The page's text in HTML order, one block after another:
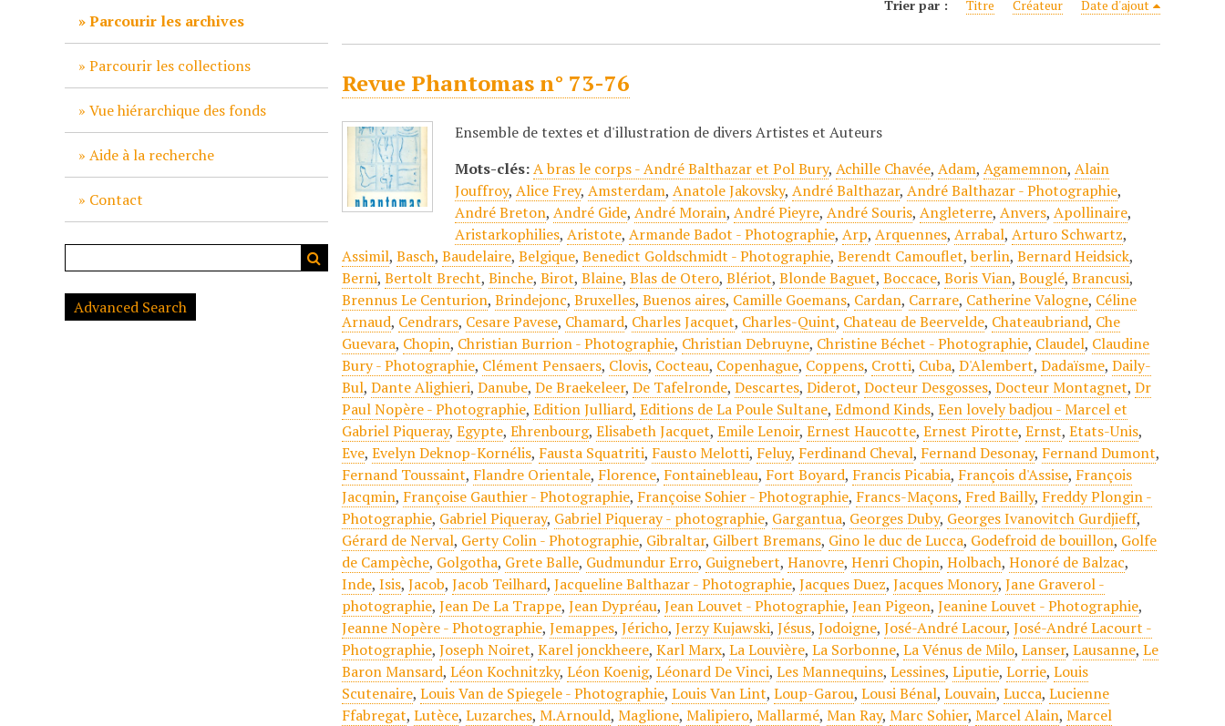
Parcourir les archives
Parcourir les collections
Vue hiérarchique des fonds
Aide à la recherche
Contact
Advanced Search
Trier par : Titre Créateur Date d'ajout
Revue Phantomas n° 73-76
Ensemble de textes et d'illustration de divers Artistes et Auteurs
Mots-clés:A bras le corps - André Balthazar et Pol Bury,Achille Chavée,Adam,Agamemnon,Alain
Jouffroy,Alice Frey,Amsterdam,Anatole Jakovsky,André Balthazar,André Balthazar - Photographie,
André Breton,André Gide,André Morain,André Pieyre,André Souris,Angleterre,Anvers,Apollinaire,
Aristarkophilies,Aristote,Armande Badot - Photographie,Arp,Arquennes,Arrabal,Arturo Schwartz,
Assimil,Basch,Baudelaire,Belgique,Benedict Goldschmidt - Photographie,Berendt Camouflet,berlin,Bernard Heidsick,
Berni,Bertolt Brecht,Binche,Birot,Blaine,Blas de Otero,Blériot,Blonde Baguet,Boccace,Boris Vian,Bouglé,Brancusi,
Brennus Le Centurion,Brindejonc,Bruxelles,Buenos aires, Camille Goemans, Cardan, Carrare, Catherine Valogne, Céline
Arnaud, Cendrars, Cesare Pavese, Chamard, Charles Jacquet, Charles-Quint, Chateau de Beervelde, Chateaubriand, Che
Guevara, Chopin, Christian Burrion - Photographie, Christian Debruyne, Christine Béchet - Photographie, Claudel, Claudine
Bury - Photographie, Clément Pensaers, Clovis, Cocteau, Copenhague, Coppens, Crotti, Cuba,D'Alembert,Dadaïsme,Daily-
Bul,Dante Alighieri,Danube,De Braekeleer,De Tafelronde,Descartes,Diderot,Docteur Desgosses,Docteur Montagnet,Dr
Paul Nopère - Photographie,Edition Julliard,Editions de La Poule Sultane,Edmond Kinds,Een lovely badjou - Marcel et
Gabriel Piqueray,Egypte,Ehrenbourg,Elisabeth Jacquet,Emile Lenoir,Ernest Haucotte,Ernest Pirotte,Ernst,Etats-Unis,
Eve,Evelyn Deknop-Kornélis, Fausta Squatriti, Fausto Melotti, Feluy, Ferdinand Cheval, Fernand Desonay, Fernand Dumont,
Fernand Toussaint, Flandre Orientale, Florence, Fontainebleau, Fort Boyard, Francis Picabia, François d'Assise, François
Jacqmin, Françoise Gauthier - Photographie, Françoise Sohier - Photographie, Francs-Maçons, Fred Bailly, Freddy Plongin -
Photographie, Gabriel Piqueray, Gabriel Piqueray - photographie, Gargantua, Georges Duby, Georges Ivanovitch Gurdjieff,
Gérard de Nerval, Gerty Colin - Photographie, Gibraltar, Gilbert Bremans, Gino le duc de Lucca, Godefroid de bouillon, Golfe
de Campèche, Golgotha, Grete Balle, Gudmundur Erro, Guignebert,Hanovre,Henri Chopin,Holbach,Honoré de Balzac,
Inde,Isis,Jacob,Jacob Teilhard,Jacqueline Balthazar - Photographie,Jacques Duez,Jacques Monory,Jane Graverol -
photographie,Jean De La Trappe,Jean Dypréau,Jean Louvet - Photographie,Jean Pigeon,Jeanine Louvet - Photographie,
Jeanne Nopère - Photographie,Jemappes,Jéricho,Jerzy Kujawski,Jésus,Jodoigne,José-André Lacour,José-André Lacourt -
Photographie,Joseph Noiret,Karel jonckheere,Karl Marx,La Louvière,La Sorbonne,La Vénus de Milo,Lanser,Lausanne,Le
Baron Mansard,Léon Kochnitzky,Léon Koenig,Léonard De Vinci,Les Mannequins,Lessines,Liputie,Lorrie,Louis
Scutenaire,Louis Van de Spiegele - Photographie,Louis Van Lint,Loup-Garou,Lousi Bénal,Louvain,Lucca,Lucienne
Ffabregat,Lutèce,Luzarches,M.Arnould,Maglione,Malipiero,Mallarmé,Man Ray,Marc Sohier,Marcel Alain,Marcel